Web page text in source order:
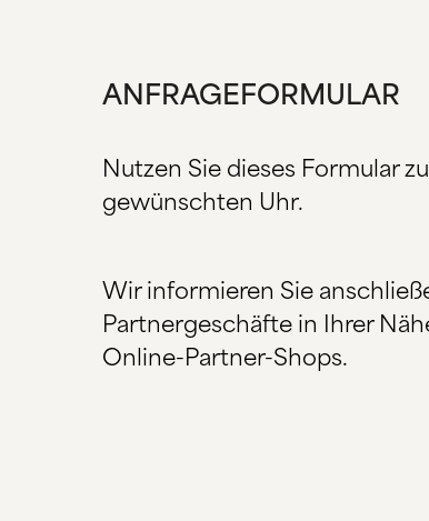
ANFRAGEFORMULAR
Nutzen Sie dieses Formular
gewünschten Uhr.
Wir informieren Sie
Partnergeschäfte in Ihrer
Online-Partner-Shops.